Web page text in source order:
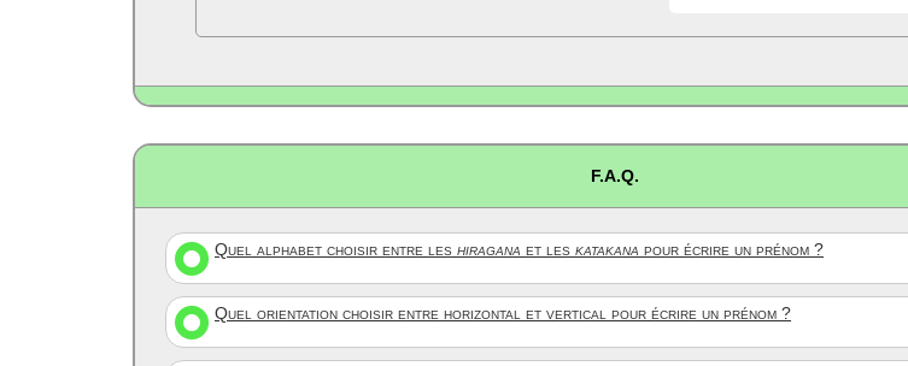
F.A.Q.
Quel alphabet choisir entre les hiragana et les katakana pour écrire un prénom ?
Quel orientation choisir entre horizontal et vertical pour écrire un prénom ?